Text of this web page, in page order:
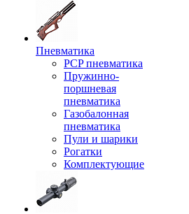
Пневматика
PCP пневматика
Пружинно-
поршневая
пневматика
Газобалонная
пневматика
Пули и шарики
Рогатки
Комплектующие